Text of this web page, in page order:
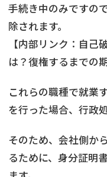
手続き中のみですの
除されます。
【内部リンク：自
は？復権するまでの
これらの職種で就業
を行った場合、行政
そのため、会社側か
るために、身分証明